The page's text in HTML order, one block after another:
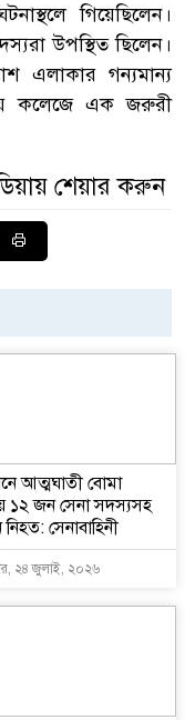
গিয়েছিলেন।
উপস্থিত ছিলেন।
এলাকার গন্যমান্য
কলেজে এক জরুরী
শেয়ার করুন
আত্মঘাতী বোমা
১২ জন সেনা সদস্যসহ
সেনাবাহিনী
২৪ জুলাই, ২০২৬